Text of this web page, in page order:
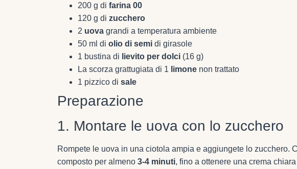
200 g di farina 00
120 g di zucchero
2 uova grandi a temperatura ambiente
50 ml di olio di semi di girasole
1 bustina di lievito per dolci (16 g)
La scorza grattugiata di 1 limone non trattato
1 pizzico di sale
Preparazione
1. Montare le uova con lo zucchero
Rompete le uova in una ciotola ampia e aggiungete lo zucchero.
composto per almeno 3-4 minuti, fino a ottenere una crema